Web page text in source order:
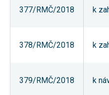
377/RMČ/2018 k
378/RMČ/2018 k
379/RMČ/2018 k